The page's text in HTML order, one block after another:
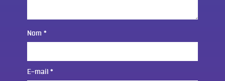
Nom *
E-mail *